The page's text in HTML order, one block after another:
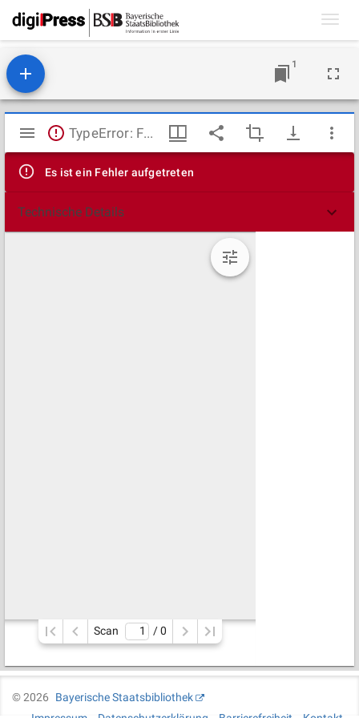
1
Mirador
Viewer
TypeError: Failed to fetch
Es ist ein Fehler aufgetreten
Technische Details
Scan / 0
©2026
Bayerische Staatsbibliothek